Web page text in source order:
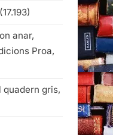
(17.193)
anar,
Proa,
quadern gris,